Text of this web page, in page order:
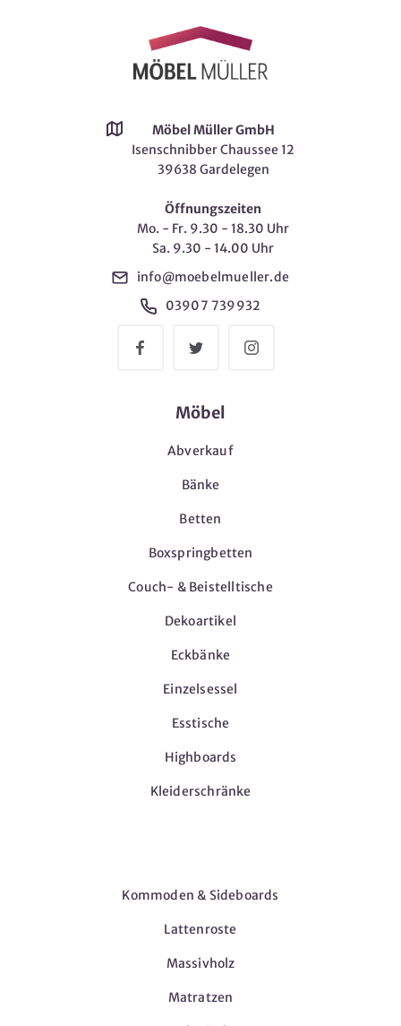
Möbel Müller GmbH
Isenschnibber Chaussee 12
39638 Gardelegen
Öffnungszeiten
Mo. - Fr. 9.30 - 18.30 Uhr
Sa. 9.30 - 14.00 Uhr
info@moebelmueller.de
03907 739932
Möbel
Abverkauf
Bänke
Betten
Boxspringbetten
Couch- & Beistelltische
Dekoartikel
Eckbänke
Einzelsessel
Esstische
Highboards
Kleiderschränke
Kommoden & Sideboards
Lattenroste
Massivholz
Matratzen